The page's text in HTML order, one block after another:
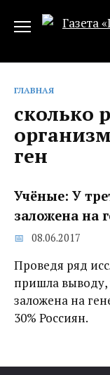
ГЛАВНАЯ
сколько
ген
Учёные: У
заложена на
08.06.2017
Проведя ряд
пришла выводу,
заложена на
30% Россиян.